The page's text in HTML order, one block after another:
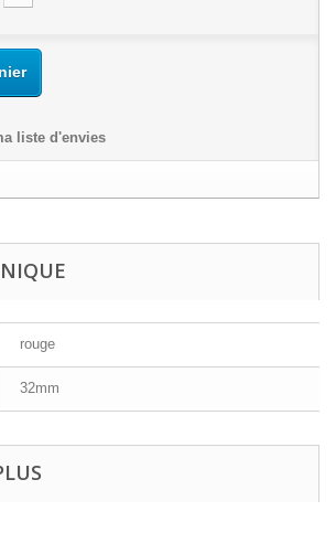
liste d'envies
rouge
32mm